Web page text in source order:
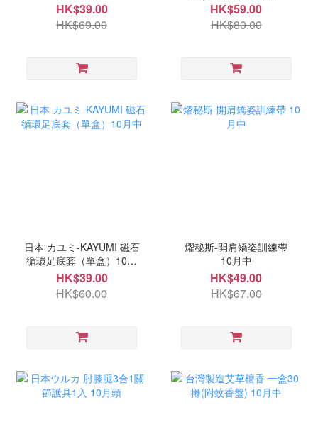
HK$39.00
HK$69.00
HK$59.00
HK$80.00
日本 カユミ-KAYUMI 磁石
循環足底套（單盒）10月
中
HK$39.00
HK$60.00
燿秘斯-開肩矯姿訓練帶
10月中
HK$49.00
HK$67.00